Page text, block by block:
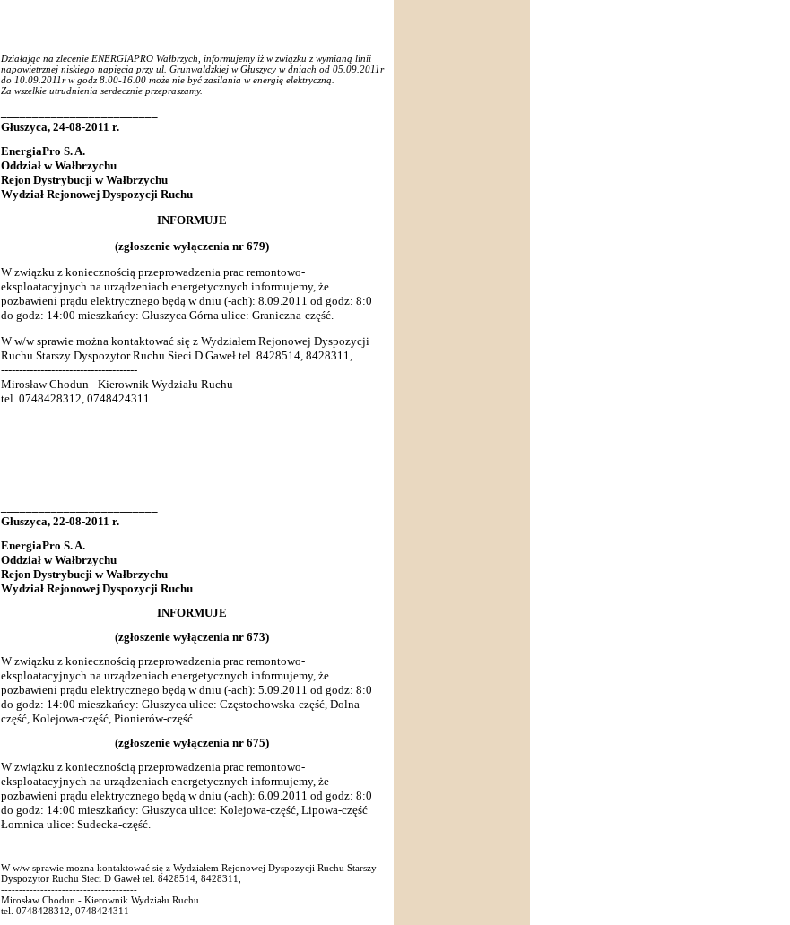
Działając na zlecenie ENERGIAPRO Wałbrzych, informujemy iż w związku z wymianą linii
napowietrznej niskiego napięcia przy ul. Grunwaldzkiej w Głuszycy w dniach od 05.09.2011r
do 10.09.2011r w godz 8.00-16.00 może nie być zasilania w energię elektryczną.
Za wszelkie utrudnienia serdecznie przepraszamy.
Głuszyca, 24-08-2011 r.
EnergiaPro S. A.
Oddział w Wałbrzychu
Rejon Dystrybucji w Wałbrzychu
Wydział Rejonowej Dyspozycji Ruchu
INFORMUJE
(zgłoszenie wyłączenia nr 679)
W związku z koniecznością przeprowadzenia prac remontowo-
eksploatacyjnych na urządzeniach energetycznych informujemy, że
pozbawieni prądu elektrycznego będą w dniu (-ach): 8.09.2011 od godz: 8:0
do godz: 14:00 mieszkańcy: Głuszyca Górna ulice: Graniczna-część.
W w/w sprawie można kontaktować się z Wydziałem Rejonowej Dyspozycji
Ruchu Starszy Dyspozytor Ruchu Sieci D Gaweł tel. 8428514, 8428311,
--------------------------------------
Mirosław Chodun - Kierownik Wydziału Ruchu
tel. 0748428312, 0748424311
Głuszyca, 22-08-2011 r.
EnergiaPro S. A.
Oddział w Wałbrzychu
Rejon Dystrybucji w Wałbrzychu
Wydział Rejonowej Dyspozycji Ruchu
INFORMUJE
(zgłoszenie wyłączenia nr 673)
W związku z koniecznością przeprowadzenia prac remontowo-
eksploatacyjnych na urządzeniach energetycznych informujemy, że
pozbawieni prądu elektrycznego będą w dniu (-ach): 5.09.2011 od godz: 8:0
do godz: 14:00 mieszkańcy: Głuszyca ulice: Częstochowska-część, Dolna-
część, Kolejowa-część, Pionierów-część.
(zgłoszenie wyłączenia nr 675)
W związku z koniecznością przeprowadzenia prac remontowo-
eksploatacyjnych na urządzeniach energetycznych informujemy, że
pozbawieni prądu elektrycznego będą w dniu (-ach): 6.09.2011 od godz: 8:0
do godz: 14:00 mieszkańcy: Głuszyca ulice: Kolejowa-część, Lipowa-część
Łomnica ulice: Sudecka-część.
W w/w sprawie można kontaktować się z Wydziałem Rejonowej Dyspozycji Ruchu Starszy
Dyspozytor Ruchu Sieci D Gaweł tel. 8428514, 8428311,
--------------------------------------
Mirosław Chodun - Kierownik Wydziału Ruchu
tel. 0748428312, 0748424311